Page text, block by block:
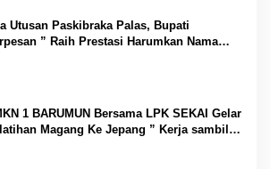
Utusan Paskibraka Palas, Bupati
” Raih Prestasi Harumkan Nama
1 BARUMUN Bersama LPK SEKAI Gelar
Magang Ke Jepang ” Kerja sambil